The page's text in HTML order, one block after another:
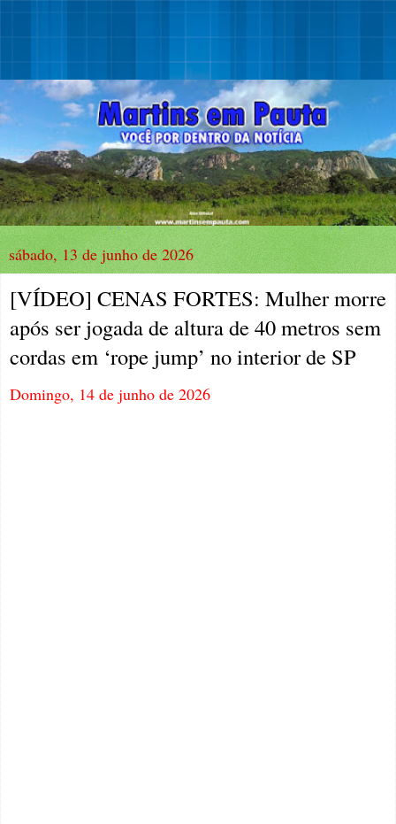
sábado, 13 de junho de 2026
[VÍDEO] CENAS FORTES: Mulher morre
após ser jogada de altura de 40 metros sem
cordas em ‘rope jump’ no interior de SP
Domingo, 14 de junho de 2026